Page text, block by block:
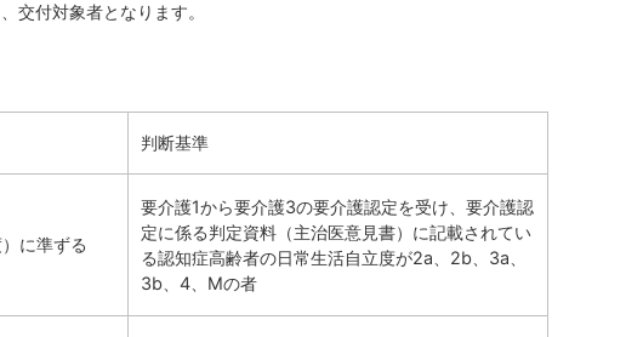
交付対象者となります。
判断基準
に準ずる
要介護1から要介護3の要介護認定を受け、要介護認
定に係る判定資料（主治医意見書）に記載されてい
る認知症高齢者の日常生活自立度が2a、2b、3a、
3b、4、Mの者